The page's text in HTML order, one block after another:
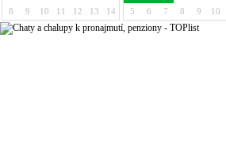
8
9 10 11 12 13 14
5
6 7 8 9 10